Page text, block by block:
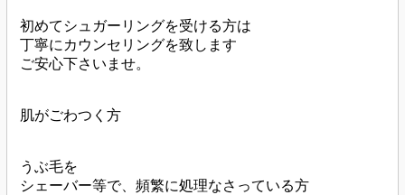
初めてシュガーリングを受ける方は
丁寧にカウンセリングを致します
ご安心下さいませ。
肌がごわつく方
うぶ毛を
シェーバー等で、頻繁に処理なさっている方